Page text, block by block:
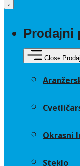
Prodajni
Close
Okrasni
Steklo